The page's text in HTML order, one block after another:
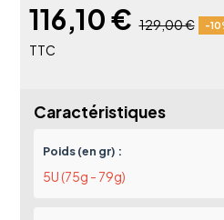
116,10 € 129,00 € -
TTC
Caractéristiques
Poids (en gr) :
5U (75g - 79g)